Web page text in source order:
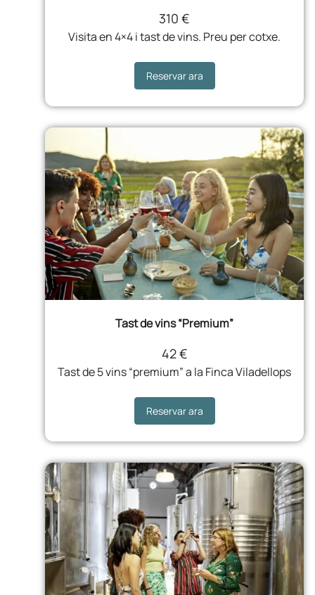
310 €
Visita en 4×4 i tast de vins. Preu per cotxe.
Reservar ara
Tast de vins “Premium”
42 €
Tast de 5 vins “premium” a la Finca Viladellops
Reservar ara